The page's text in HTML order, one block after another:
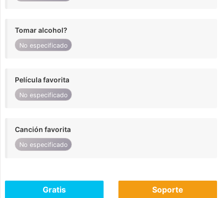
Tomar alcohol?
No especificado
Película favorita
No especificado
Canción favorita
No especificado
Gratis Soporte